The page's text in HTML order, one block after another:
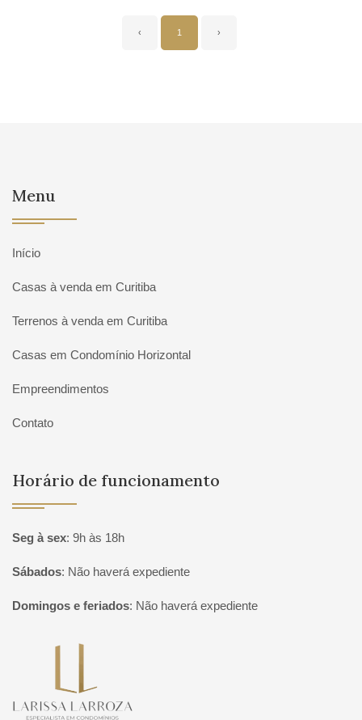
‹ 1 ›
Menu
Início
Casas à venda em Curitiba
Terrenos à venda em Curitiba
Casas em Condomínio Horizontal
Empreendimentos
Contato
Horário de funcionamento
Seg à sex: 9h às 18h
Sábados: Não haverá expediente
Domingos e feriados: Não haverá expediente